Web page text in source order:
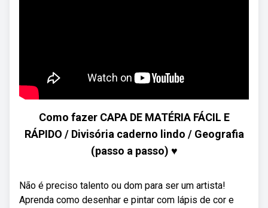
Como fazer CAPA DE MATÉRIA FÁCIL E
RÁPIDO / Divisória caderno lindo / Geografia
(passo a passo) ♥️
Não é preciso talento ou dom para ser um artista!
Aprenda como desenhar e pintar com lápis de cor e